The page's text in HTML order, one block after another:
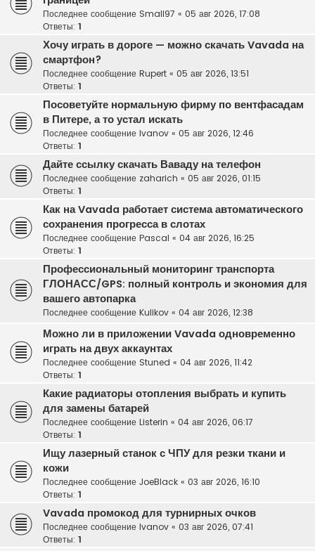
Последнее сообщение Small97 « 05 авг 2026, 17:08
Ответы: 1
Хочу играть в дороге — можно скачать Vavada на
смартфон?
Последнее сообщение Rupert « 05 авг 2026, 13:51
Ответы: 1
Посоветуйте нормальную фирму по вентфасадам
в Питере, а то устал искать
Последнее сообщение Ivanov « 05 авг 2026, 12:46
Ответы: 1
Дайте ссылку скачать Ваваду на телефон
Последнее сообщение zaharich « 05 авг 2026, 01:15
Ответы: 1
Как на Vavada работает система автоматического
сохранения прогресса в слотах
Последнее сообщение Pascal « 04 авг 2026, 16:25
Ответы: 1
Профессиональный мониторинг транспорта
ГЛОНАСС/GPS: полный контроль и экономия для
вашего автопарка
Последнее сообщение Kulikov « 04 авг 2026, 12:38
Можно ли в приложении Vavada одновременно
играть на двух аккаунтах
Последнее сообщение Stuned « 04 авг 2026, 11:42
Ответы: 1
Какие радиаторы отопления выбрать и купить
для замены батарей
Последнее сообщение Listerin « 04 авг 2026, 06:17
Ответы: 1
Ищу лазерный станок с ЧПУ для резки ткани и
кожи
Последнее сообщение JoeBlack « 03 авг 2026, 16:10
Ответы: 1
Vavada промокод для турнирных очков
Последнее сообщение Ivanov « 03 авг 2026, 07:41
Ответы: 1